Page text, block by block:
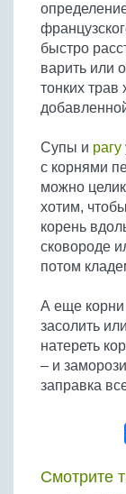
быстро
варить или
тонких
Супы и рагу
с корнями
можно
хотим,
корень
сковороде
потом
А еще корни
засолить
натереть
– и
заправка
Смотрите